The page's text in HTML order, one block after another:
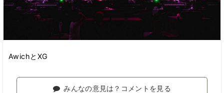
AwichとXG
みんなの意見は？コメントを見る